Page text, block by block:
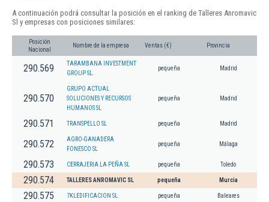
A continuación podrá consultar la posición en el ranking de Talleres Anromavic
Sl y empresas con posiciones similares:
Posición
Nacional
Nombre de la empresa Ventas (€) Provincia
290.569
TARAMBANA INVESTMENT
GROUP SL.
pequeña Madrid
290.570
GRUPO ACTUAL
SOLUCIONES Y RECURSOS
HUMANOS SL
pequeña Madrid
290.571 TRANSPELLO SL pequeña Madrid
290.572
AGRO-GANADERA
FONESCO SL
pequeña Málaga
290.573 CERRAJERIA LA PEÑA SL pequeña Toledo
290.574 TALLERES ANROMAVIC SL pequeña Murcia
290.575 7KLEDIFICACION SL. pequeña Baleares